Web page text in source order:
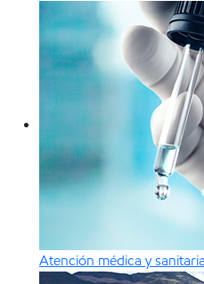
Atención médica y sanitaria